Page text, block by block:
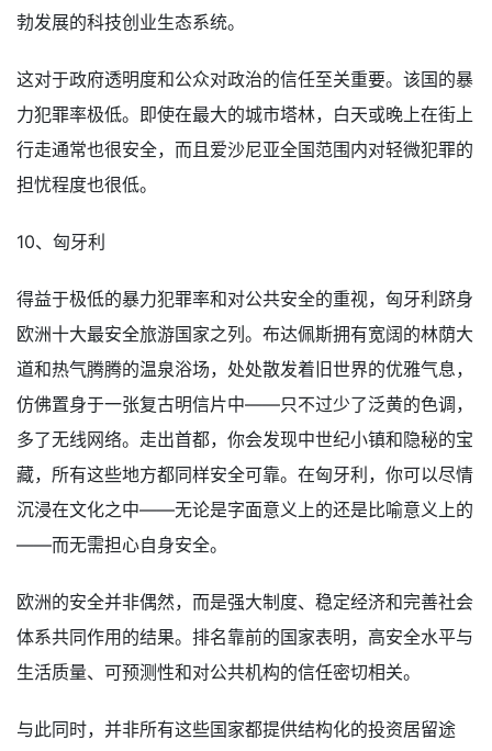
勃发展的科技创业生态系统。
这对于政府透明度和公众对政治的信任至关重要。该国的暴
力犯罪率极低。即使在最大的城市塔林，白天或晚上在街上
行走通常也很安全，而且爱沙尼亚全国范围内对轻微犯罪的
担忧程度也很低。
10、匈牙利
得益于极低的暴力犯罪率和对公共安全的重视，匈牙利跻身
欧洲十大最安全旅游国家之列。布达佩斯拥有宽阔的林荫大
道和热气腾腾的温泉浴场，处处散发着旧世界的优雅气息，
仿佛置身于一张复古明信片中——只不过少了泛黄的色调，
多了无线网络。走出首都，你会发现中世纪小镇和隐秘的宝
藏，所有这些地方都同样安全可靠。在匈牙利，你可以尽情
沉浸在文化之中——无论是字面意义上的还是比喻意义上的
——而无需担心自身安全。
欧洲的安全并非偶然，而是强大制度、稳定经济和完善社会
体系共同作用的结果。排名靠前的国家表明，高安全水平与
生活质量、可预测性和对公共机构的信任密切相关。
与此同时，并非所有这些国家都提供结构化的投资居留途